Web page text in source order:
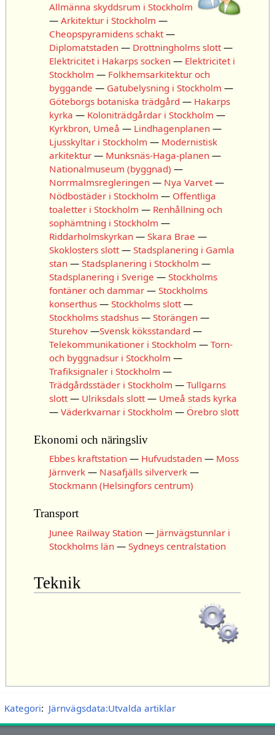
Allmänna skyddsrum i Stockholm
— Arkitektur i Stockholm —
Cheopspyramidens schakt—
Diplomatstaden— Drottningholms slott—
Elektricitet i Hakarps socken— Elektricitet i
Stockholm — Folkhemsarkitektur och
byggande — Gatubelysning i Stockholm —
Göteborgs botaniska trädgård — Hakarps
kyrka — Koloniträdgårdar i Stockholm —
Kyrkbron, Umeå — Lindhagenplanen—
Ljusskyltar i Stockholm — Modernistisk
arkitektur— Munksnäs-Haga-planen—
Nationalmuseum (byggnad) —
Norrmalmsregleringen— Nya Varvet—
Nödbostäder i Stockholm — Offentliga
toaletter i Stockholm — Renhållning och
sophämtning i Stockholm —
Riddarholmskyrkan— Skara Brae —
Skoklosters slott— Stadsplanering i Gamla
stan— Stadsplanering i Stockholm —
Stadsplanering i Sverige — Stockholms
fontäner och dammar— Stockholms
konserthus— Stockholms slott—
Stockholms stadshus— Storängen—
Sturehov—Svensk köksstandard —
Telekommunikationer i Stockholm — Torn-
och byggnadsur i Stockholm —
Trafiksignaler i Stockholm —
Trädgårdsstäder i Stockholm — Tullgarns
slott— Ulriksdals slott— Umeå stads kyrka
— Väderkvarnar i Stockholm — Örebro slott
Ekonomi och näringsliv
Ebbes kraftstation— Hufvudstaden— Moss
Järnverk— Nasafjälls silververk—
Stockmann (Helsingfors centrum)
Transport
Junee Railway Station— Järnvägstunnlar i
Stockholms län— Sydneys centralstation
Teknik
Kategori: Järnvägsdata:Utvalda artiklar